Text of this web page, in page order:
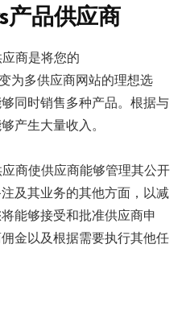
产品供应商
商是将您的
为多供应商网站的理想选
同时销售多种产品。根据与
产生大量收入。
使供应商能够管理其公开
及其业务的其他方面，以减
能够接受和批准供应商申
金以及根据需要执行其他任